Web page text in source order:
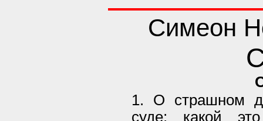
Симеон
1. О страшном
суде; какой